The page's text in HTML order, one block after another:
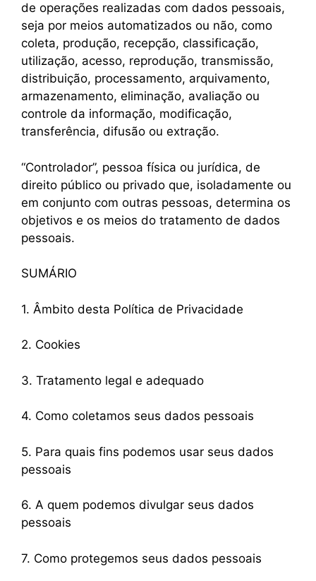
de operações realizadas com dados pessoais,
seja por meios automatizados ou não, como
coleta, produção, recepção, classificação,
utilização, acesso, reprodução, transmissão,
distribuição, processamento, arquivamento,
armazenamento, eliminação, avaliação ou
controle da informação, modificação,
transferência, difusão ou extração.
“Controlador”, pessoa física ou jurídica, de
direito público ou privado que, isoladamente ou
em conjunto com outras pessoas, determina os
objetivos e os meios do tratamento de dados
pessoais.
SUMÁRIO
1. Âmbito desta Política de Privacidade
2. Cookies
3. Tratamento legal e adequado
4. Como coletamos seus dados pessoais
5. Para quais fins podemos usar seus dados
pessoais
6. A quem podemos divulgar seus dados
pessoais
7. Como protegemos seus dados pessoais